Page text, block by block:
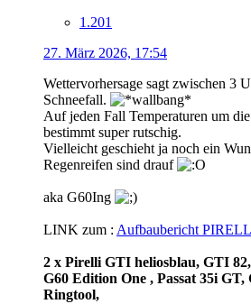
1.201
27. März 2026, 17:54
Wettervorhersage sagt zwischen 3
Schneefall.
Auf jeden Fall Temperaturen um
bestimmt super rutschig.
Vielleicht geschieht ja noch ein
Regenreifen sind drauf
aka G60Ing
LINK zum : Aufbaubericht
2 x Pirelli GTI heliosblau, GTI
G60 Edition One , Passat 35i
Ringtool,